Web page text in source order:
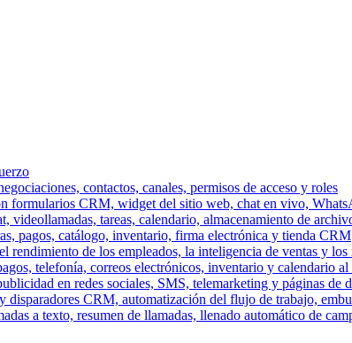
contactos, canales, permisos de acceso y roles
formularios CRM, widget del sitio web, chat en vivo,
videollamadas, tareas, calendario, almacenamiento de
pagos, catálogo, inventario, firma electrónica y tienda CRM
rendimiento de los empleados, la inteligencia de ventas y
telefonía, correos electrónicos, inventario y calendario al
en redes sociales, SMS, telemarketing y páginas de
disparadores CRM, automatización del flujo de trabajo,
a texto, resumen de llamadas, llenado automático de